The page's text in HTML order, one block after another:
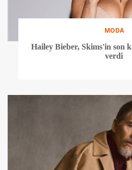
MODA
Hailey Bieber, Skims'in son
verdi